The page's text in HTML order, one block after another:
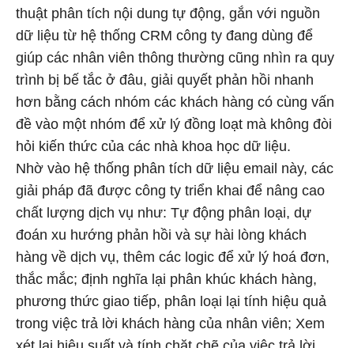
thuật phân tích nội dung tự động, gắn với nguồn
dữ liệu từ hệ thống CRM công ty đang dùng để
giúp các nhân viên thông thường cũng nhìn ra quy
trình bị bế tắc ở đâu, giải quyết phản hồi nhanh
hơn bằng cách nhóm các khách hàng có cùng vấn
đề vào một nhóm để xử lý đồng loạt mà không đòi
hỏi kiến thức của các nhà khoa học dữ liệu.
Nhờ vào hệ thống phân tích dữ liệu email này, các
giải pháp đã được công ty triển khai để nâng cao
chất lượng dịch vụ như: Tự động phân loại, dự
đoán xu hướng phản hồi và sự hài lòng khách
hàng về dịch vụ, thêm các logic để xử lý hoá đơn,
thắc mắc; định nghĩa lại phân khúc khách hàng,
phương thức giao tiếp, phân loại lại tính hiệu quả
trong việc trả lời khách hàng của nhân viên; Xem